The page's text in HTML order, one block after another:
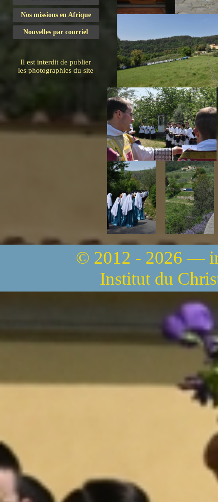
Nos missions en Afrique
Nouvelles par courriel
Il est interdit de publier
les photographies du site
© 2012 - 2026 —
Institut du